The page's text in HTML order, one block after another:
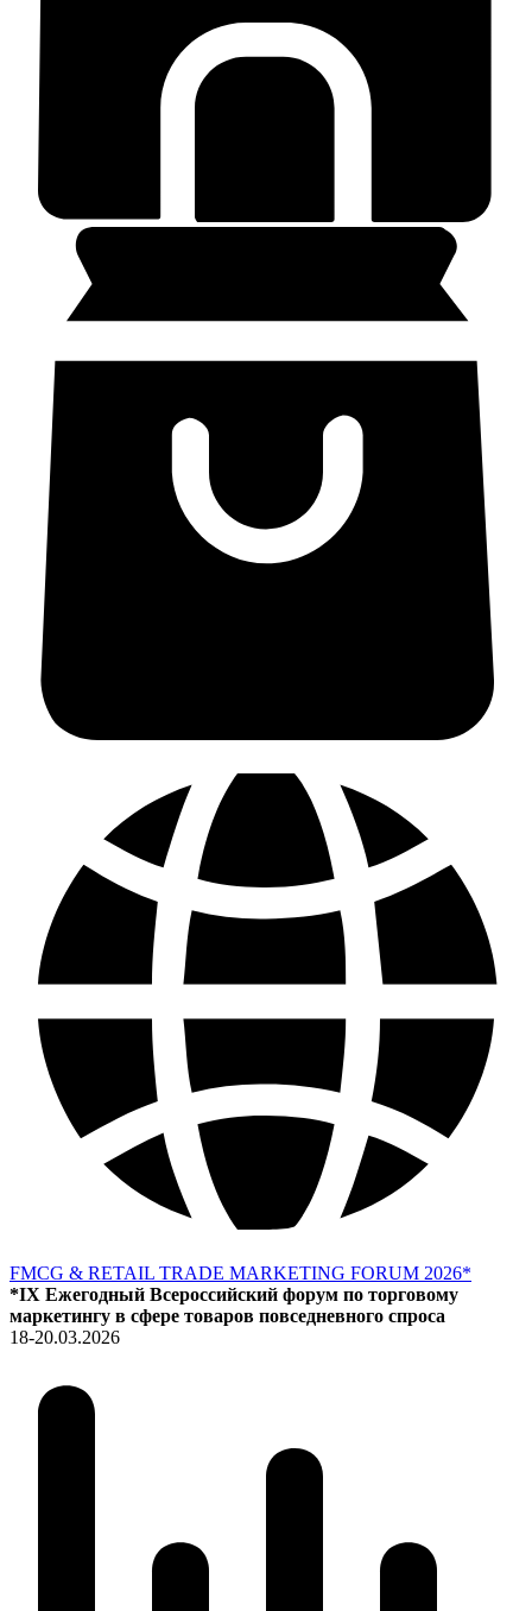
FMCG & RETAIL TRADE MARKETING FORUM 2026*
*IX Ежегодный Всероссийский форум по торговому
маркетингу в сфере товаров повседневного спроса
18-20.03.2026